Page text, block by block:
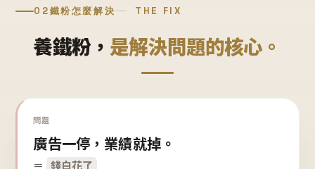
02鐵粉怎麼解決 THE FIX
養鐵粉， 是解決問題的核心。
問題
廣告一停，業績就掉。
＝ 錢白花了